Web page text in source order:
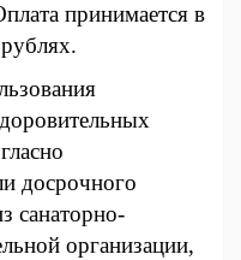
принимается в
досрочного
санаторно-
организации,